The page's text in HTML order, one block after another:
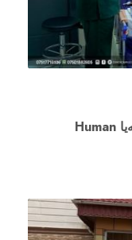
ئەنجامدانا ئەزموونێن پڕاکتیکی یێن وانەیا Human